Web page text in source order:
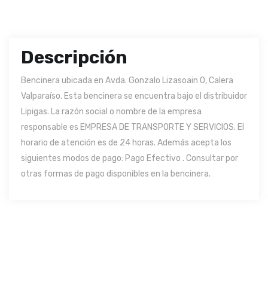
Descripción
Bencinera ubicada en Avda. Gonzalo Lizasoain 0, Calera
Valparaíso. Esta bencinera se encuentra bajo el distribuidor
Lipigas. La razón social o nombre de la empresa
responsable es EMPRESA DE TRANSPORTE Y SERVICIOS. El
horario de atención es de 24 horas. Además acepta los
siguientes modos de pago: Pago Efectivo . Consultar por
otras formas de pago disponibles en la bencinera.